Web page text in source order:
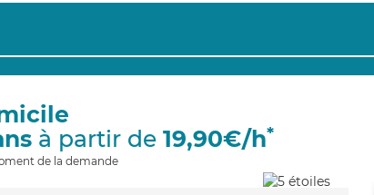
à partir de 19,90€/h*
de la demande